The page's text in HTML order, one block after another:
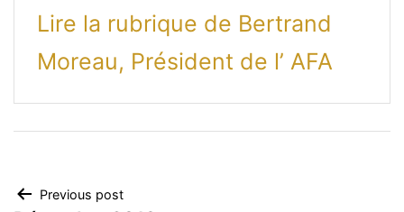
Lire la rubrique de Bertrand
Moreau, Président de l’ AFA
Navigation
Previous post